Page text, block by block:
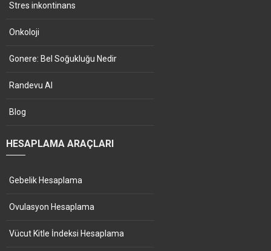
Stres inkontinans
Onkoloji
Gonere: Bel Soğukluğu Nedir
Randevu Al
Blog
HESAPLAMA ARAÇLARI
Gebelik Hesaplama
Ovulasyon Hesaplama
Vücut Kitle İndeksi Hesaplama